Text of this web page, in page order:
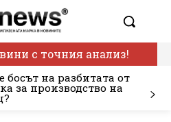
с точния анализ!
босът на разбитата от
за производство на